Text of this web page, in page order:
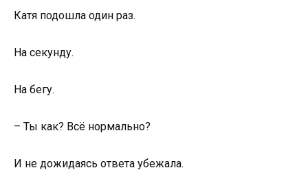
Катя подошла один раз.
На секунду.
На бегу.
– Ты как? Всё нормально?
И не дожидаясь ответа убежала.